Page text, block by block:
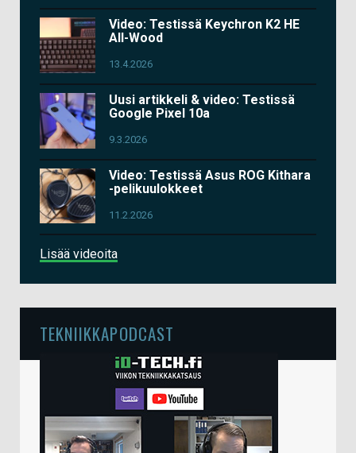
Video: Testissä Keychron K2 HE
All-Wood
13.4.2026
Uusi artikkeli & video: Testissä
Google Pixel 10a
9.3.2026
Video: Testissä Asus ROG Kithara
-pelikuulokkeet
11.2.2026
Lisää videoita
TEKNIIKKAPODCAST